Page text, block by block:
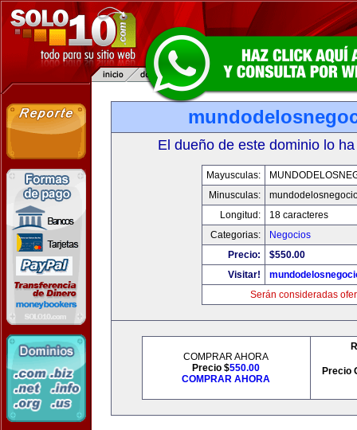
El dueño de este dominio lo
Mayusculas:
Minusculas:
Longitud:
18 caracteres
Categorias:
Negocios
Precio:
$550.00
Visitar!
Serán consideradas
COMPRAR AHORA
Precio $550.00
COMPRAR AHORA
Precio